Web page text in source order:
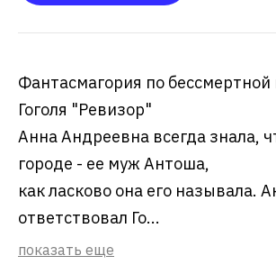
Фантасмагория по бессмертной
Гоголя "Ревизор"
Анна Андреевна всегда знала,
городе - ее муж Антоша,
как ласково она его называла.
ответствовал Го...
показать еще